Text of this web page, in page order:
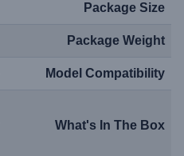
Package Size
Package Weight
Model Compatibility
What's In The Box